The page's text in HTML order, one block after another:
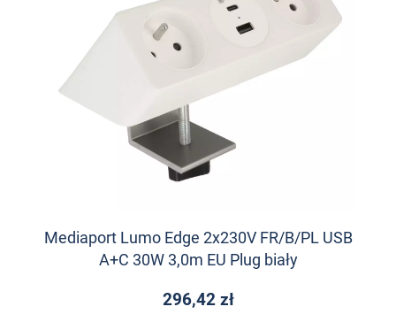
Mediaport Lumo Edge 2x230V FR/B/PL USB
A+C 30W 3,0m EU Plug biały
296,42 zł